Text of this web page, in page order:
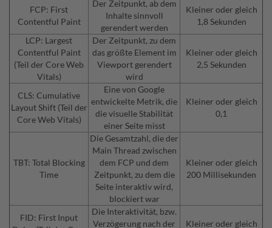
FCP: First
Contentful Paint
Der Zeitpunkt, ab dem
Inhalte sinnvoll
gerendert werden
Kleiner oder gleich
1,8 Sekunden
LCP: Largest
Contentful Paint
(Teil der Core Web
Vitals)
Der Zeitpunkt, zu dem
das größte Element im
Viewport gerendert
wird
Kleiner oder gleich
2,5 Sekunden
CLS: Cumulative
Layout Shift (Teil der
Core Web Vitals)
Eine von Google
entwickelte Metrik, die
die visuelle Stabilität
einer Seite misst
Kleiner oder gleich
0,1
TBT: Total Blocking
Time
Die Gesamtzahl, die der
Main Thread zwischen
dem FCP und dem
Zeitpunkt, zu dem die
Seite interaktiv wird,
blockiert war
Kleiner oder gleich
200 Millisekunden
FID: First Input
Die Interaktivität, bzw.
Verzögerung nach der
Kleiner oder gleich